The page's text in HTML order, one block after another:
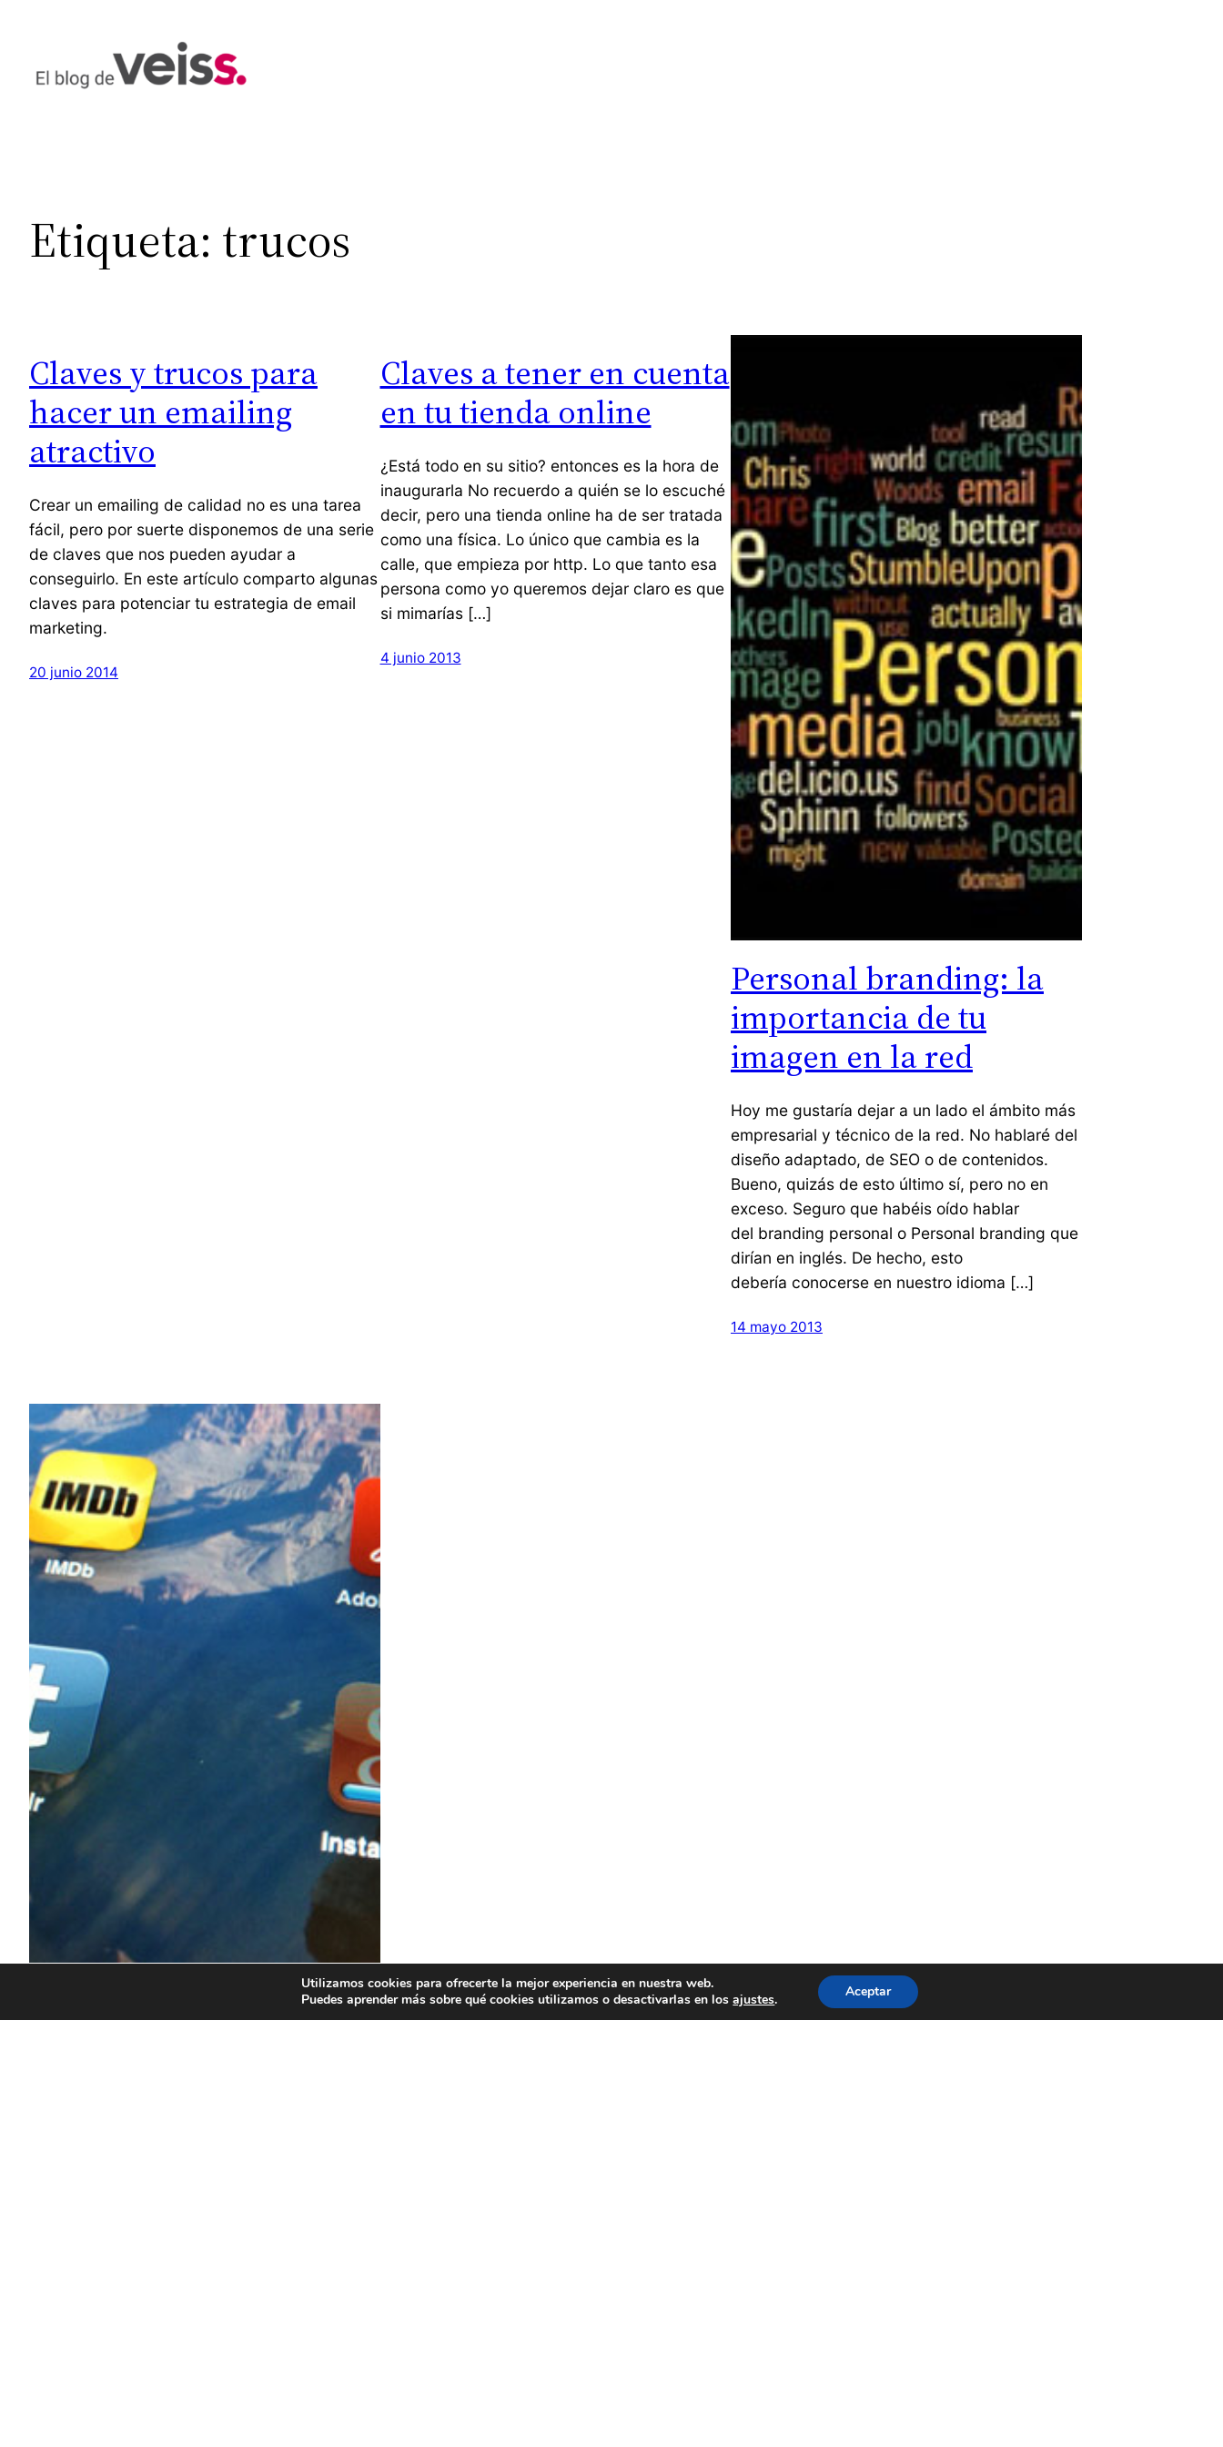
Etiqueta: trucos
Claves y trucos para
hacer un emailing
atractivo
Crear un emailing de calidad no es una tarea
fácil, pero por suerte disponemos de una serie
de claves que nos pueden ayudar a
conseguirlo. En este artículo comparto algunas
claves para potenciar tu estrategia de email
marketing.
20 junio 2014
Claves a tener en cuenta
en tu tienda online
¿Está todo en su sitio? entonces es la hora de
inaugurarla No recuerdo a quién se lo escuché
decir, pero una tienda online ha de ser tratada
como una física. Lo único que cambia es la
calle, que empieza por http. Lo que tanto esa
persona como yo queremos dejar claro es que
si mimarías […]
4 junio 2013
Personal branding: la
importancia de tu
imagen en la red
Hoy me gustaría dejar a un lado el ámbito más
empresarial y técnico de la red. No hablaré del
diseño adaptado, de SEO o de contenidos.
Bueno, quizás de esto último sí, pero no en
exceso. Seguro que habéis oído hablar
del branding personal o Personal branding que
dirían en inglés. De hecho, esto
debería conocerse en nuestro idioma […]
14 mayo 2013
Utilizamos cookies para ofrecerte la mejor experiencia en nuestra web.
Puedes aprender más sobre qué cookies utilizamos o desactivarlas en losajustes. Aceptar